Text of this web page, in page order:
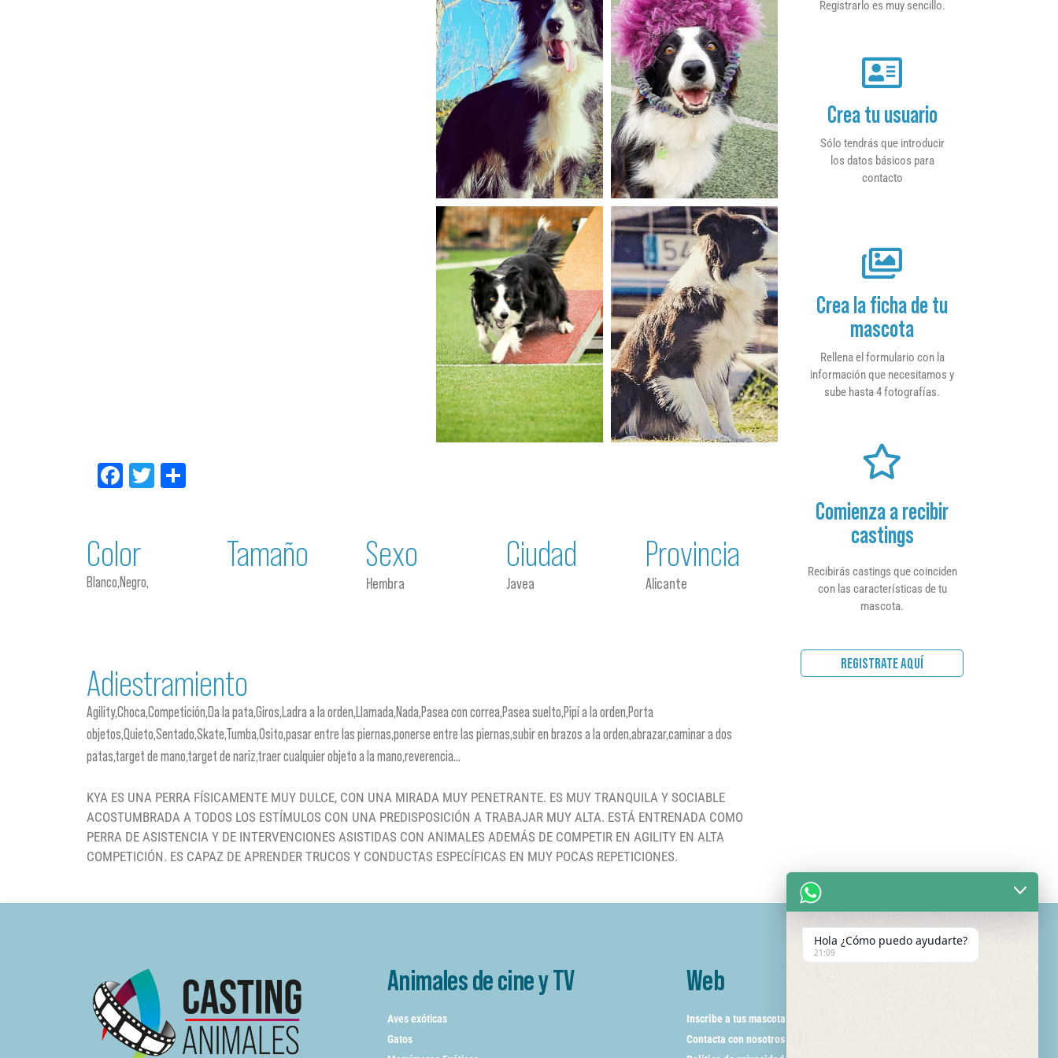
Facebook
Twitter
Color
Blanco,Negro,
Tamaño Sexo
Hembra
Ciudad
Javea
Provincia
Alicante
Adiestramiento
Agility,Choca,Competición,Da la pata,Giros,Ladra a la orden,Llamada,Nada,Pasea con correa,Pasea suelto,Pipí a la orden,Porta
objetos,Quieto,Sentado,Skate,Tumba,Osito,pasar entre las piernas,ponerse entre las piernas,subir en brazos a la orden,abrazar,caminar a dos
patas,target de mano,target de nariz,traer cualquier objeto a la mano,reverencia...
KYA ES UNA PERRA FÍSICAMENTE MUY DULCE, CON UNA MIRADA MUY PENETRANTE. ES MUY TRANQUILA Y SOCIABLE
ACOSTUMBRADA A TODOS LOS ESTÍMULOS CON UNA PREDISPOSICIÓN A TRABAJAR MUY ALTA. ESTÁ ENTRENADA COMO
PERRA DE ASISTENCIA Y DE INTERVENCIONES ASISTIDAS CON ANIMALES ADEMÁS DE COMPETIR EN AGILITY EN ALTA
COMPETICIÓN. ES CAPAZ DE APRENDER TRUCOS Y CONDUCTAS ESPECÍFICAS EN MUY POCAS REPETICIONES.
Registrarlo es muy sencillo.
Crea tu usuario
Sólo tendrás que introducir
los datos básicos para
contacto
Crea la ficha de tu
mascota
Rellena el formulario con la
información que necesitamos y
sube hasta 4 fotografías.
Comienza a recibir
castings
Recibirás castings que coinciden
con las características de tu
mascota.
REGISTRATE AQUÍ
Animales de cine y TV
Aves exóticas
Gatos
Web
Inscribe a tus mascotas
Contacta con nosotros
Hola ¿Cómo puedo ayudarte?
21:09